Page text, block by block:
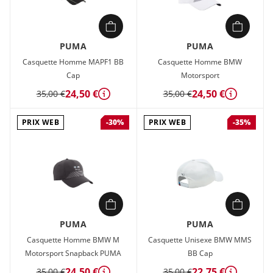
PUMA
Casquette Homme MAPF1 BB
Cap
35,00 €24,50 € Détails
PUMA
Casquette Homme BMW
Motorsport
35,00 €24,50 € Détails
PRIX WEB -30%
PUMA
Casquette Homme BMW M
Motorsport Snapback PUMA
PRIX WEB -35%
PUMA
Casquette Unisexe BMW MMS
BB Cap